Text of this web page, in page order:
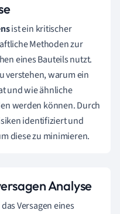
ist ein kritischer
Methoden zur
eines Bauteils nutzt.
verstehen, warum ein
und wie ähnliche
werden können. Durch
identifiziert und
diese zu minimieren.
Analyse
Versagen eines